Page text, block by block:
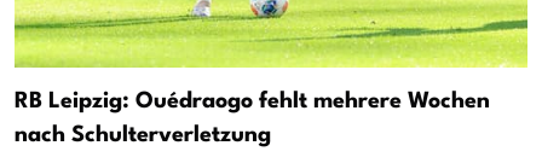
RB Leipzig: Ouédraogo fehlt mehrere Wochen
nach Schulterverletzung